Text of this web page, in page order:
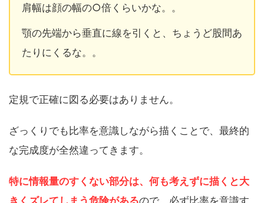
肩幅は顔の幅の○倍くらいかな。。
顎の先端から垂直に線を引くと、ちょうど股間あ
たりにくるな。。
定規で正確に図る必要はありません。
ざっくりでも比率を意識しながら描くことで、最終的
な完成度が全然違ってきます。
特に情報量のすくない部分は、何も考えずに描くと大
きくズレてしまう危険があるので、必ず比率を意識す